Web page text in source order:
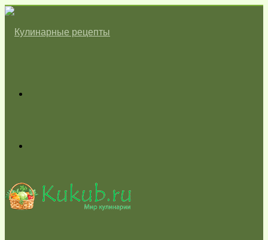
skin